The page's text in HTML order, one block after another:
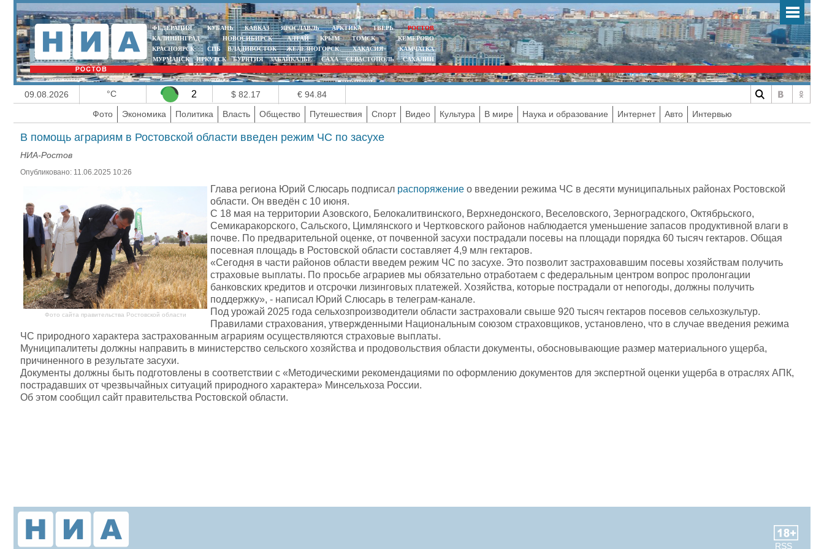
ФЕДЕРАЦИЯ КУБАНЬ КАВКАЗ ЯРОСЛАВЛЬ АРКТИКА ТВЕРЬ
РОСТОВ
КАЛИНИНГРАД
НОВОСИБИРСК АЛТАЙ КРЫМ ТОМСК
КЕМЕРОВО
КРАСНОЯРСК
СПБ ВЛАДИВОСТОК ЖЕЛЕЗНОГОРСК ХАКАСИЯ
КАМЧАТКА
МУРМАНСК
ИРКУТСК БУРЯТИЯ ЗАБАЙКАЛЬЕ САХА СЕВАСТОПОЛЬ САХАЛИН
09.08.2026 °C 2 $ 82.17
€ 94.84
Фото
Экономика Политика Власть Общество Путешествия Спорт Видео Культура В мире Наука и образование Интернет Авто Интервью
В помощь аграриям в Ростовской области введен режим ЧС по засухе
НИА-Ростов
Опубликовано: 11.06.2025 10:26
Фото сайта правительства Ростовской области
Глава региона Юрий Слюсарь подписал распоряжение о введении режима ЧС в десяти муниципальных районах Ростовской
области. Он введён с 10 июня.
С 18 мая на территории Азовского, Белокалитвинского, Верхнедонского, Веселовского, Зерноградского, Октябрьского,
Семикаракорского, Сальского, Цимлянского и Чертковского районов наблюдается уменьшение запасов продуктивной влаги в
почве. По предварительной оценке, от почвенной засухи пострадали посевы на площади порядка 60 тысяч гектаров. Общая
посевная площадь в Ростовской области составляет 4,9 млн гектаров.
«Сегодня в части районов области введем режим ЧС по засухе. Это позволит застраховавшим посевы хозяйствам получить
страховые выплаты. По просьбе аграриев мы обязательно отработаем с федеральным центром вопрос пролонгации
банковских кредитов и отсрочки лизинговых платежей. Хозяйства, которые пострадали от непогоды, должны получить
поддержку», - написал Юрий Слюсарь в телеграм-канале.
Под урожай 2025 года сельхозпроизводители области застраховали свыше 920 тысяч гектаров посевов сельхозкультур.
Правилами страхования, утвержденными Национальным союзом страховщиков, установлено, что в случае введения режима
ЧС природного характера застрахованным аграриям осуществляются страховые выплаты.
Муниципалитеты должны направить в министерство сельского хозяйства и продовольствия области документы, обосновывающие размер материального ущерба,
причиненного в результате засухи.
Документы должны быть подготовлены в соответствии с «Методическими рекомендациями по оформлению документов для экспертной оценки ущерба в отраслях АПК,
пострадавших от чрезвычайных ситуаций природного характера» Минсельхоза России.
Об этом сообщил сайт правительства Ростовской области.
RSS